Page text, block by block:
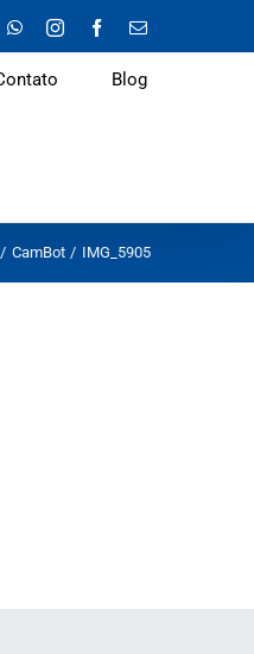
WhatsAppInstagramFacebook
E-
Blog
CamBot IMG_5905